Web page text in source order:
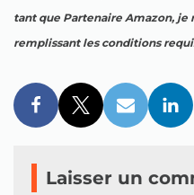
tant que Partenaire Amazon, je
remplissant les conditions
Laisser un